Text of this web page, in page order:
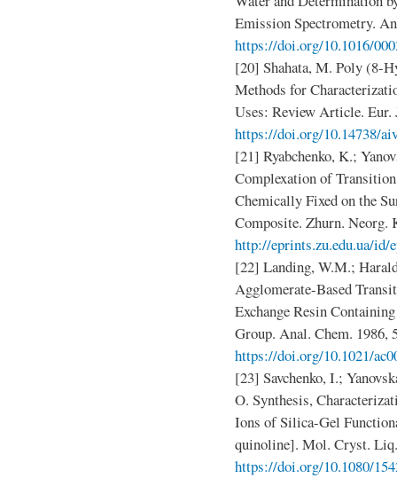
Emission Spectrometry.
https://doi.org/10.1016/
[20] Shahata, M. Poly (8-
Methods for
Uses: Review Article. Eur.
https://doi.org/10.14738/
[21] Ryabchenko, K.;
Complexation of
Chemically Fixed on the
Composite. Zhurn. Neorg.
http://eprints.zu.edu.ua/id/
[22] Landing, W.M.;
Agglomerate-Based
Exchange Resin
Group. Anal. Chem. 1986,
https://doi.org/10.1021/
[23] Savchenko, I.;
O. Synthesis,
Ions of Silica-Gel
quinoline]. Mol. Cryst.
https://doi.org/10.1080/